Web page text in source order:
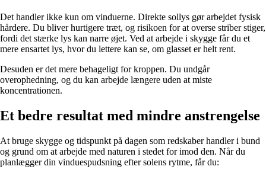
Det handler ikke kun om vinduerne. Direkte sollys gør arbejdet fysisk
hårdere. Du bliver hurtigere træt, og risikoen for at overse striber stiger,
fordi det stærke lys kan narre øjet. Ved at arbejde i skygge får du et
mere ensartet lys, hvor du lettere kan se, om glasset er helt rent.
Desuden er det mere behageligt for kroppen. Du undgår
overophedning, og du kan arbejde længere uden at miste
koncentrationen.
Et bedre resultat med mindre anstrengelse
At bruge skygge og tidspunkt på dagen som redskaber handler i bund
og grund om at arbejde med naturen i stedet for imod den. Når du
planlægger din vinduespudsning efter solens rytme, får du: